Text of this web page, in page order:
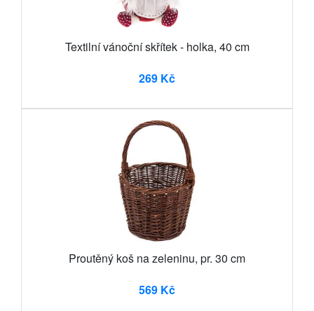
Textilní vánoční skřítek - holka, 40 cm
269 Kč
Proutěný koš na zeleninu, pr. 30 cm
569 Kč